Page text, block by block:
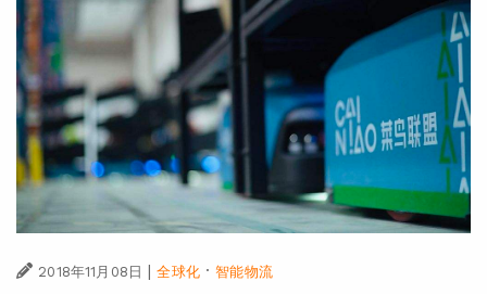
2018年11月08日 | 全球化·智能物流